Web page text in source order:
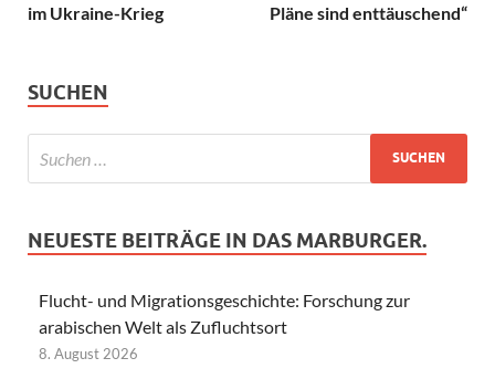
im Ukraine-Krieg Pläne sind enttäuschend“
SUCHEN
NEUESTE BEITRÄGE IN DAS MARBURGER.
Flucht- und Migrationsgeschichte: Forschung zur
arabischen Welt als Zufluchtsort
8. August 2026